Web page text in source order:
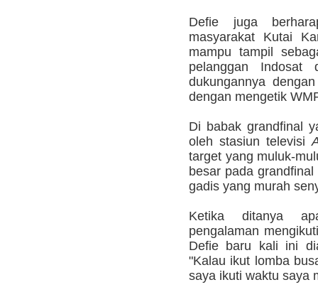
Defie juga
masyarakat Kutai
mampu tampil
pelanggan Indosat
dukungannya
dengan mengetik
Di babak grandfinal
oleh stasiun televisi
target yang muluk-
besar pada
gadis yang murah
Ketika ditanya
pengalaman
Defie baru kali ini
"Kalau ikut lomba
saya ikuti waktu saya